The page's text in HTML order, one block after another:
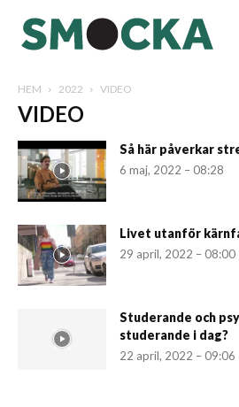
HEM 2022 VIDEO
VIDEO
Så här påverkar
6 maj, 2022 – 08:28
Livet utanför
29 april, 2022 – 08:00
Studerande och
studerande i dag?
22 april, 2022 – 09:06